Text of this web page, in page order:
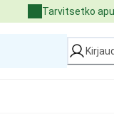
Tarvitsetko